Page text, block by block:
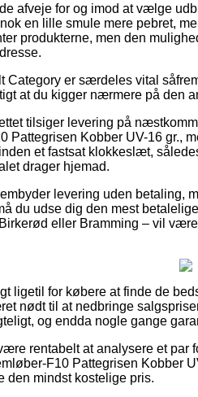
afveje for og imod at vælge
en lille smule mere pebret,
produkterne, men den
Category er særdeles vital
at du kigger nærmere på den
tilsiger levering på
Pattegrisen Kobber UV-16 gr.,
et fastsat klokkeslæt,
drager hjemad.
levering uden betaling,
du udse dig den mest
eller Bramming – vil
ligetil for købere at finde de
nødt til at nedbringe
og endda nogle gange
rentabelt at analysere et par
F10 Pattegrisen Kobber
den mindst kostelige pris.